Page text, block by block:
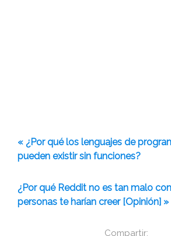
Compartir:
« ¿Por qué los lenguajes de
pueden existir sin funciones?
¿Por qué Reddit no es tan malo
personas te harían creer [Opinión] »